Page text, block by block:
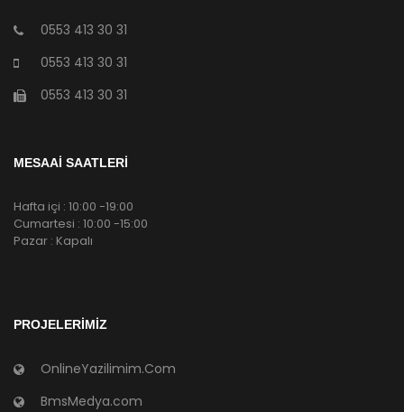
0553 413 30 31
0553 413 30 31
0553 413 30 31
MESAAİ SAATLERİ
Hafta içi : 10:00 -19:00
Cumartesi : 10:00 -15:00
Pazar : Kapalı
PROJELERIMIZ
OnlineYazilimim.Com
BmsMedya.com